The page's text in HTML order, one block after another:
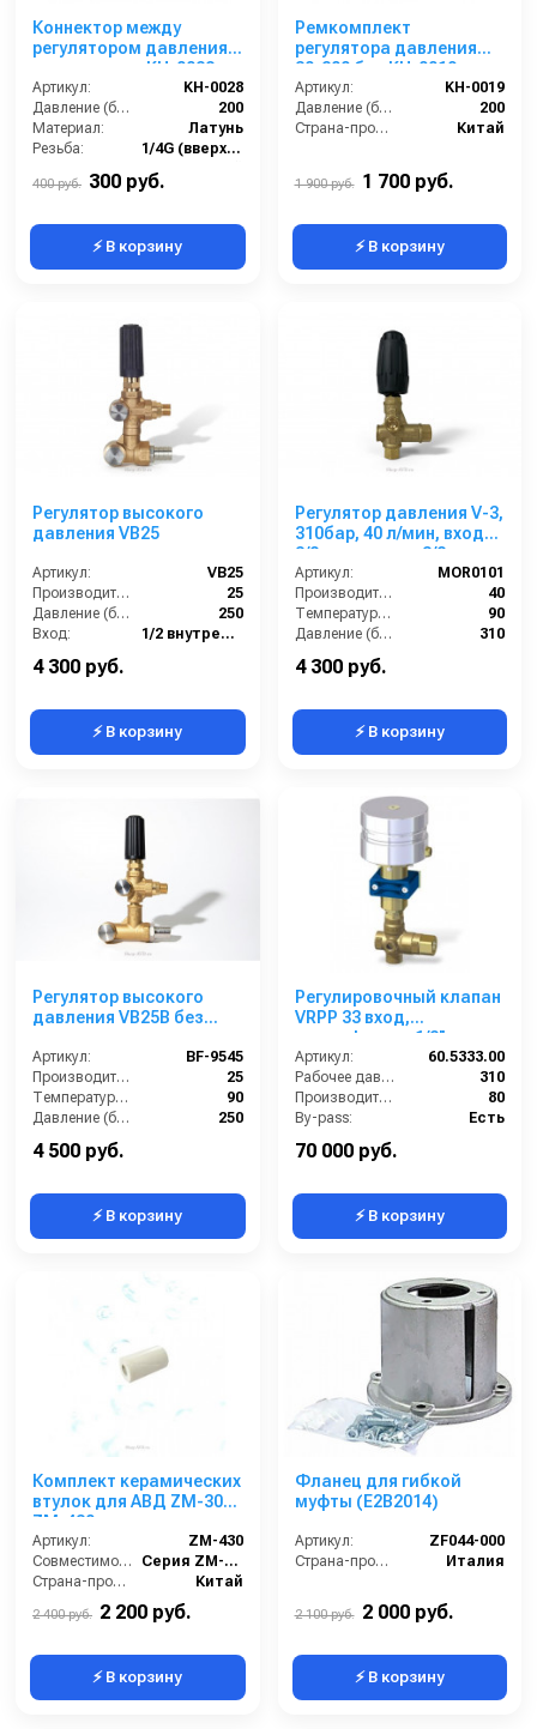
Коннектор между
регулятором давления и
манометром KH-0028
Артикул:
KH-0028
Давление (бар):
200
Материал:
Латунь
Резьба:
1/4G (вверх и вниз), 1/8 боковая
400 руб. 300 руб.
⚡ В корзину
Ремкомплект
регулятора давления
30-200 бар KH-0019
Артикул:
KH-0019
Давление (бар):
200
Страна-производитель:
Китай
1 900 руб. 1 700 руб.
⚡ В корзину
Регулятор высокого
давления VB25
Артикул:
VB25
Производительность (л/мин):
25
Давление (бар):
250
Вход:
1/2 внутренняя резьба
4 300 руб.
⚡ В корзину
Регулятор давления V-3,
310бар, 40 л/мин, вход
3/8внут, выход 3/8внут
Артикул:
MOR0101
Производительность (л/мин):
40
Температура (°C):
90
Давление (бар):
310
4 300 руб.
⚡ В корзину
Регулятор высокого
давления VB25B без
вход 1/2внут + елочка.
Выход 3/8внеш
Артикул:
BF-9545
Производительность (л/мин):
25
Температура (°C):
90
Давление (бар):
250
4 500 руб.
⚡ В корзину
Регулировочный клапан
VRPP 33 вход,
выход,bypass 1/2'' c
воздушным
управлением 80 л/мин
310 бар
Артикул:
60.5333.00
Рабочее давление (бар):
310
Производительность (л/мин):
80
By-pass:
Есть
70 000 руб.
⚡ В корзину
Комплект керамических
втулок для АВД ZM-3020
ZM-430
Артикул:
ZM-430
Совместимость:
Серия ZM-3020 (помпа ZM-2015)
Страна-производитель:
Китай
2 400 руб. 2 200 руб.
⚡ В корзину
Фланец для гибкой
муфты (E2B2014)
Артикул:
ZF044-000
Страна-производитель:
Италия
2 100 руб. 2 000 руб.
⚡ В корзину